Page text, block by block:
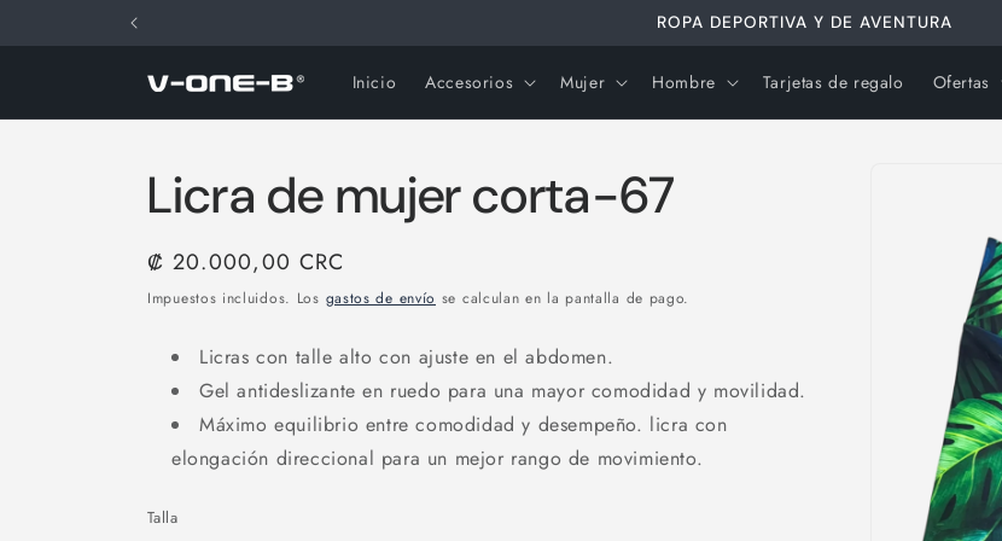
al contenido
ROPA DEPORTIVA Y DE AVENTURA
Inicio Accesorios Mujer Hombre Tarjetas de regalo Ofertas
del producto
Licra de mujer corta-67
Precio
habitual
₡ 20.000,00 CRC
Impuestos incluidos. Los gastos de envío se calculan en la pantalla de pago.
Licras con talle alto con ajuste en el abdomen.
Gel antideslizante en ruedo para una mayor comodidad y movilidad.
Máximo equilibrio entre comodidad y desempeño. licra con
elongación direccional para un mejor rango de movimiento.
Talla